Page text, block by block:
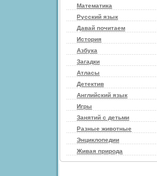
Математика
Русский язык
Давай почитаем
История
Азбука
Загадки
Атласы
Детектив
Английский язык
Игры
Занятий с детьми
Разные животные
Энциклопедии
Живая природа